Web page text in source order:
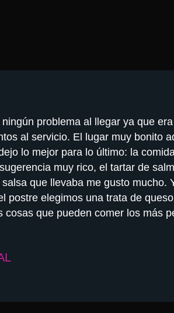
problema al llegar ya que
al servicio. El lugar muy bonito
lo mejor para lo último: la
muy rico, el tartar de
que llevaba me gusto
postre elegimos una trata de
cosas que pueden comer los más